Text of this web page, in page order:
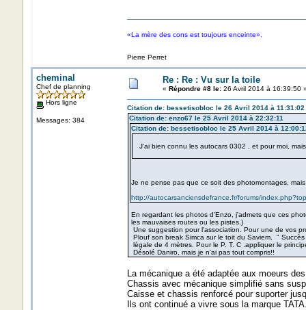
«La mère des cons est toujours enceinte».
Pierre Perret
cheminal
Chef de planning
Hors ligne
Messages: 384
Re : Re : Vu sur la toile
« Répondre #8 le:26 Avril 2014 à 16:39:50
Citation de: bessetisobloc le 26 Avril 2014 à 11:31:02
Citation de: enzo67 le 25 Avril 2014 à 22:32:11
Citation de: bessetisobloc le 25 Avril 2014 à
J'ai bien connu les autocars 0302 , et pour moi,
Je ne pense pas que ce soit des photomontages,
http://autocarsanciensdefrance.fr/forums/
En regardant les photos d'Enzo, j'admets que ces
les mauvaises routes ou les pistes.)
Une suggestion pour l'association. Pour une de vos
Plouf son break Simca sur le toit du Saviem. "
légale de 4 mètres. Pour le P. T. C .appliquer le
Désolé Daniro, mais je n'ai pas tout compris!!
La mécanique a été adaptée aux moeurs
Chassis avec mécanique simplifié sans
Caisse et chassis renforcé pour suporter
Ils ont continué a vivre sous la marque